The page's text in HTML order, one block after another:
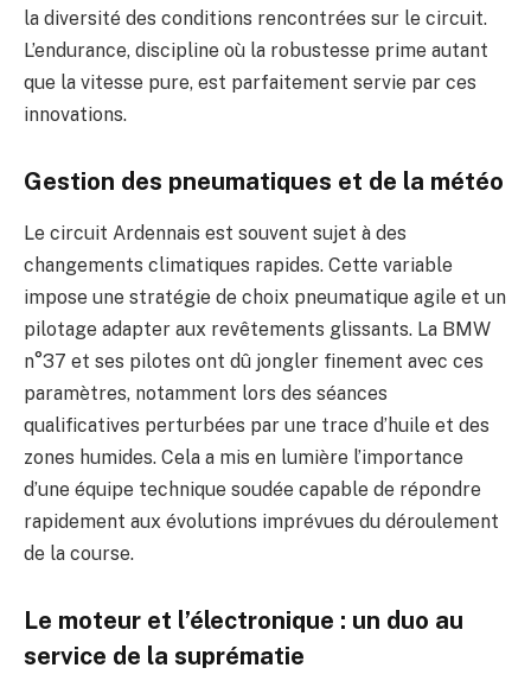
la diversité des conditions rencontrées sur le circuit.
L’endurance, discipline où la robustesse prime autant
que la vitesse pure, est parfaitement servie par ces
innovations.
Gestion des pneumatiques et de la météo
Le circuit Ardennais est souvent sujet à des
changements climatiques rapides. Cette variable
impose une stratégie de choix pneumatique agile et un
pilotage adapter aux revêtements glissants. La BMW
n°37 et ses pilotes ont dû jongler finement avec ces
paramètres, notamment lors des séances
qualificatives perturbées par une trace d’huile et des
zones humides. Cela a mis en lumière l’importance
d’une équipe technique soudée capable de répondre
rapidement aux évolutions imprévues du déroulement
de la course.
Le moteur et l’électronique : un duo au
service de la suprématie